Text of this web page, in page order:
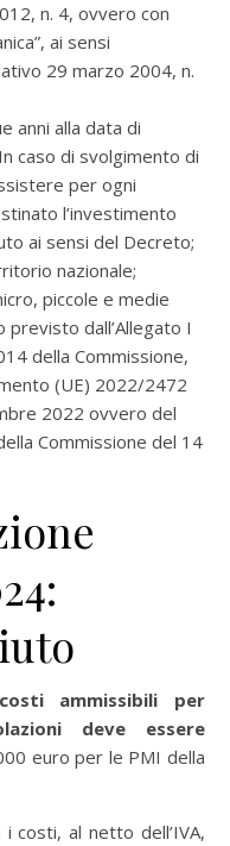
n. 4, ovvero con
ai sensi
29 marzo 2004, n.
anni alla data di
caso di svolgimento di
per ogni
l’investimento
ai sensi del Decreto;
nazionale;
piccole e medie
dall’Allegato I
della Commissione,
(UE) 2022/2472
2022 ovvero del
Commissione del 14
ammissibili per
deve essere
euro per le PMI della
costi, al netto dell’IVA,